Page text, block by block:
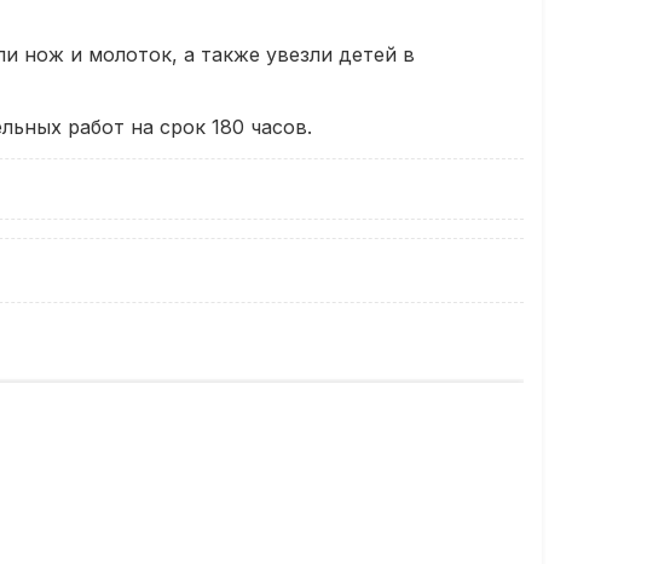
нож и молоток, а также увезли детей в
работ на срок 180 часов.